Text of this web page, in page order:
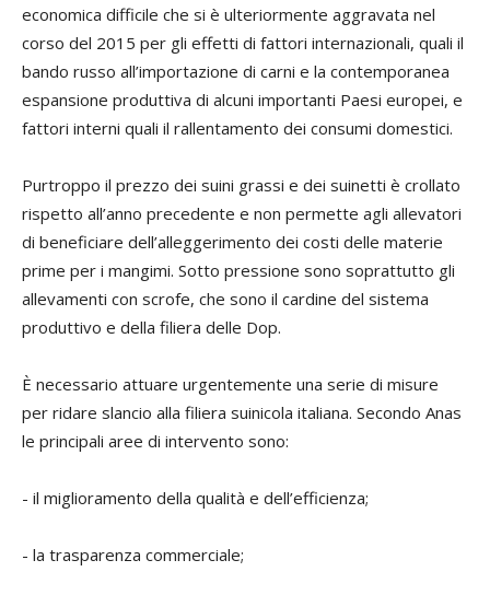
economica difficile che si è ulteriormente aggravata nel
corso del 2015 per gli effetti di fattori internazionali, quali il
bando russo all’importazione di carni e la contemporanea
espansione produttiva di alcuni importanti Paesi europei, e
fattori interni quali il rallentamento dei consumi domestici.
Purtroppo il prezzo dei suini grassi e dei suinetti è crollato
rispetto all’anno precedente e non permette agli allevatori
di beneficiare dell’alleggerimento dei costi delle materie
prime per i mangimi. Sotto pressione sono soprattutto gli
allevamenti con scrofe, che sono il cardine del sistema
produttivo e della filiera delle Dop.
È necessario attuare urgentemente una serie di misure
per ridare slancio alla filiera suinicola italiana. Secondo Anas
le principali aree di intervento sono:
- il miglioramento della qualità e dell’efficienza;
- la trasparenza commerciale;